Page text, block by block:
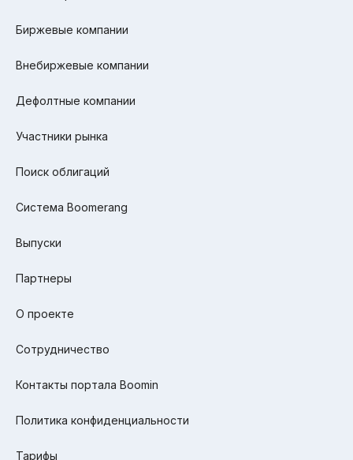
Биржевые компании
Внебиржевые компании
Дефолтные компании
Участники рынка
Поиск облигаций
Система Boomerang
Выпуски
Партнеры
О проекте
Сотрудничество
Контакты портала Boomin
Политика конфиденциальности
Тарифы